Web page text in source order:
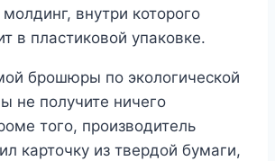
внутри которого
в пластиковой упаковке.
брошюры по экологической
не получите ничего
того, производитель
карточку из твердой бумаги,